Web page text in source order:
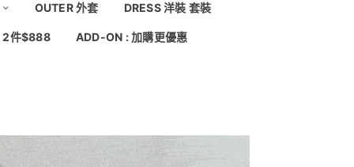
OUTER 外套 DRESS 洋裝 套裝
2件$888 ADD-ON : 加購更優惠